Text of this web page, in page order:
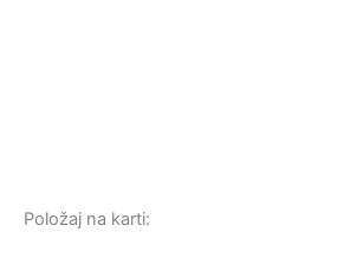
Položaj na karti: